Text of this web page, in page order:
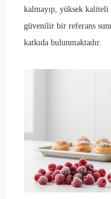
kalmayıp, yüksek
güvenilir bir referans
katkıda bulunmaktadır.